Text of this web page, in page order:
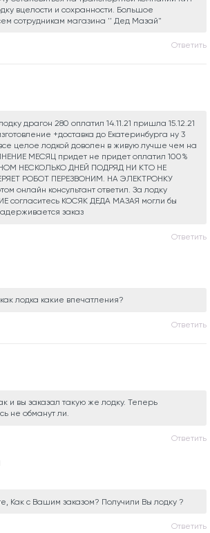
вцелости и сохранности. Большое
сотрудникам магазина '' Дед Мазай"
Ответить
драгон 280 оплатил 14.11.21 пришла 15.12.21
+доставка до Екатеринбурга ну 3
целое лодкой доволен в живую лучше чем на
МЕСЯЦ придет не придет оплатил 100%
НЕСКОЛЬКО ДНЕЙ ПОДРЯД НИ КТО НЕ
РОБОТ ПЕРЕЗВОНИМ. НА ЭЛЕКТРОНКУ
онлайн консультант ответил. За лодку
согласитесь КОСЯК ДЕДА МАЗАЯ могли бы
заказ
Ответить
лодка какие впечатления?
Ответить
и вы заказал такую же лодку. Теперь
не обманут ли.
Ответить
Как с Вашим заказом? Получили Вы лодку ?
Ответить